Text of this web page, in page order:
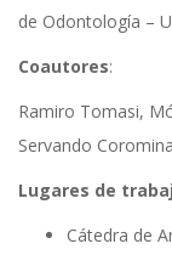
de Odontología –
Coautores:
Ramiro Tomasi,
Servando
Lugares de
Cátedra de